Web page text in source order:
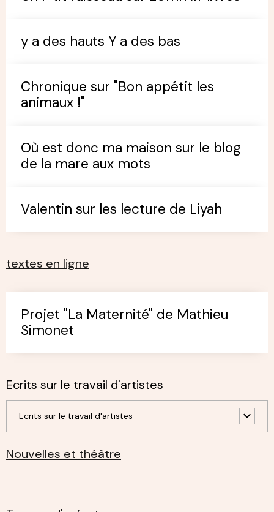
y a des hauts Y a des bas
Chronique sur "Bon appétit les
animaux !"
Où est donc ma maison sur le blog
de la mare aux mots
Valentin sur les lecture de Liyah
textes en ligne
Projet "La Maternité" de Mathieu
Simonet
Ecrits sur le travail d'artistes
Ecrits sur le travail d'artistes
Nouvelles et théâtre